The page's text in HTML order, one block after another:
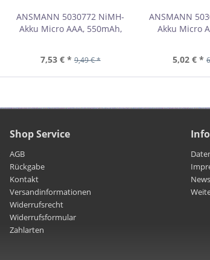
ANSMANN 5030772 NiMH-
Akku Micro AAA, 550mAh,
7,53 € * 9,49 € *
ANSMANN
Akku Micro
5,02 € *
Shop Service
AGB
Rückgabe
Kontakt
Versandinformationen
Widerrufsrecht
Widerrufsformular
Zahlarten